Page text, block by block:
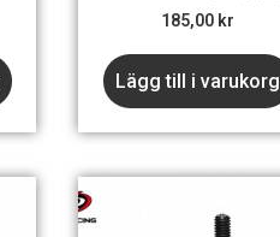
185,00 kr
Lägg till i varukorg